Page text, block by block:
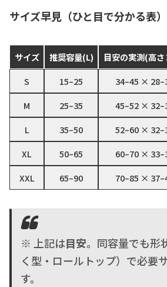
サイズ早見（ひと目で分かる表）
サイズ 推奨容量(L)
目安の実測(高
S
15–25 34–45 ×
M
25–35 45–52 ×
L
35–50 52–60 ×
XL
50–65 60–70 ×
XXL
65–90 70–85 ×
※ 上記は目安。同容量でも形
く型・ロールトップ）で必要
す。